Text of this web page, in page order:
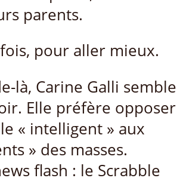
parents.
pour aller mieux.
là, Carine Galli semble
Elle préfère opposer
« intelligent » aux
» des masses.
flash : le Scrabble